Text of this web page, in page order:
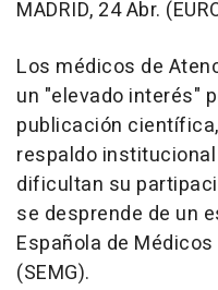
MADRID, 24 Abr.
Los médicos de
un "elevado interés"
publicación
respaldo
dificultan su
se desprende de un
Española de
(SEMG).